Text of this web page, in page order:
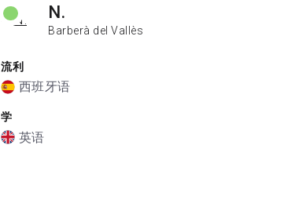
N.
Barberà del Vallès
流利
西班牙语
学
英语